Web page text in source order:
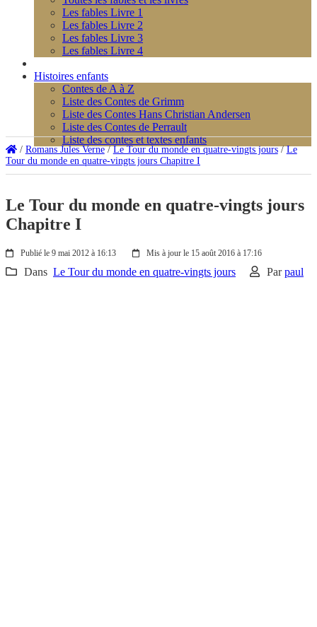
Les fables Livre 1
Les fables Livre 2
Les fables Livre 3
Les fables Livre 4
Histoires enfants
Contes de A à Z
Liste des Contes de Grimm
Liste des Contes Hans Christian Andersen
Liste des Contes de Perrault
Liste des contes et textes enfants
/ Romans Jules Verne/Le Tour du monde en quatre-vingts jours/Le
Tour du monde en quatre-vingts jours Chapitre I
Le Tour du monde en quatre-vingts jours
Chapitre I
Publié le 9 mai 2012 à 16:13 Mis à jour le 15 août 2016 à 17:16
Dans Le Tour du monde en quatre-vingts jours Parpaul